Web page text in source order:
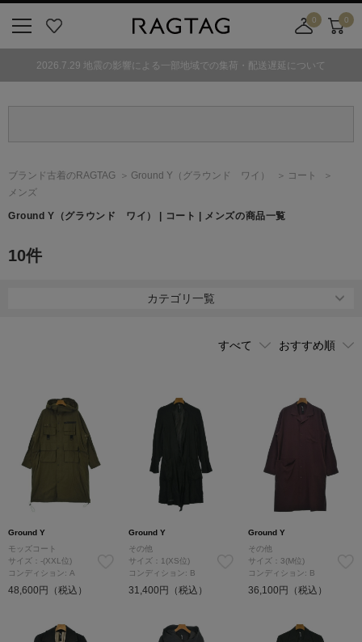
気
0
舗
カ
ト
0
2026.7.29 地震の影響による一部地域での集荷・配送遅延について
ブランド古着のRAGTAG Ground Y （グラウンド ワイ）
コート
メンズ
Ground Y （グラウンド ワイ） | コート | メンズの商品一覧
10件
カテゴリ一覧
Ground Y
モッズコート
サイズ：-(XXL位)
コンディション: A
48,600円（税込）
Ground Y
その他
サイズ：1(XS位)
コンディション: B
31,400円（税込）
Ground Y
その他
サイズ：3(M位)
コンディション: B
36,100円（税込）